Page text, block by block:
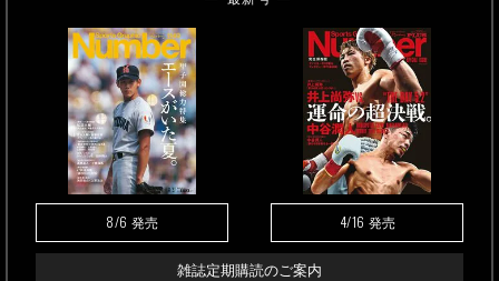
8/6 発売 4/16 発売
雑誌定期購読のご案内